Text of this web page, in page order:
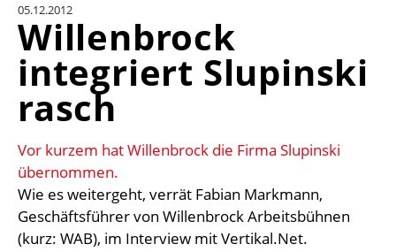
EINHEITENKONVERTER
KONTAKT
05.12.2012
Willenbrock
integriert Slupinski
rasch
Vor kurzem hat Willenbrock die Firma Slupinski
übernommen.
Wie es weitergeht, verrät Fabian Markmann,
Geschäftsführer von Willenbrock Arbeitsbühnen
(kurz: WAB), im Interview mit Vertikal.Net.